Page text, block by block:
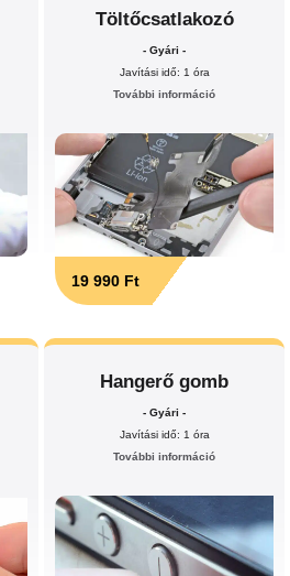
Töltőcsatlakozó
- Gyári -
Javítási idő: 1 óra
További információ
19 990 Ft
Hangerő gomb
- Gyári -
Javítási idő: 1 óra
További információ